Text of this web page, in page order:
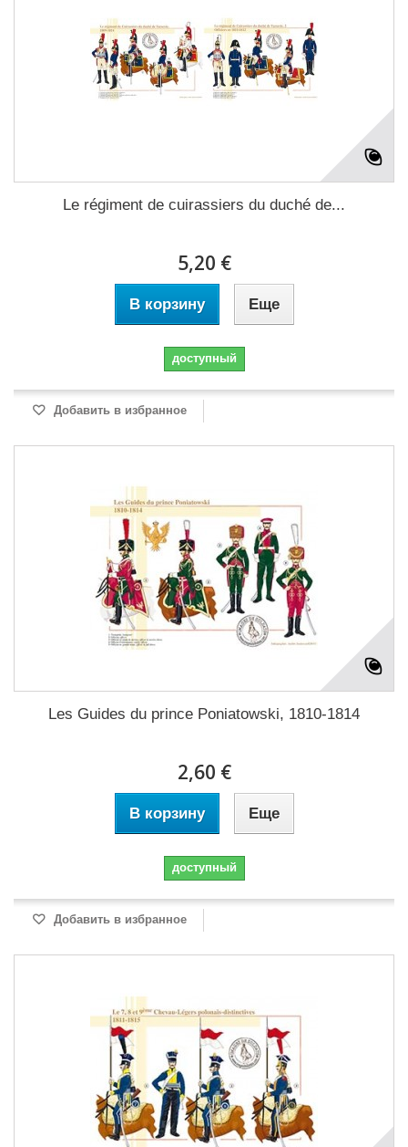
Le régiment de cuirassiers du duché de...
5,20 €
В корзину Еще
доступный
Добавить в избранное
Les Guides du prince Poniatowski, 1810-1814
2,60 €
В корзину Еще
доступный
Добавить в избранное